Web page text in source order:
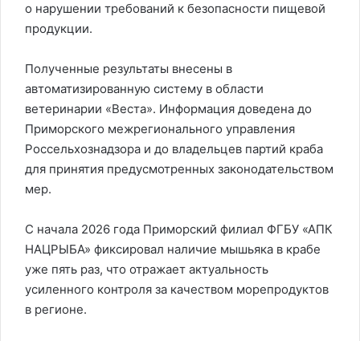
о нарушении требований к безопасности пищевой
продукции.
Полученные результаты внесены в
автоматизированную систему в области
ветеринарии «Веста». Информация доведена до
Приморского межрегионального управления
Россельхознадзора и до владельцев партий краба
для принятия предусмотренных законодательством
мер.
С начала 2026 года Приморский филиал ФГБУ «АПК
НАЦРЫБА» фиксировал наличие мышьяка в крабе
уже пять раз, что отражает актуальность
усиленного контроля за качеством морепродуктов
в регионе.